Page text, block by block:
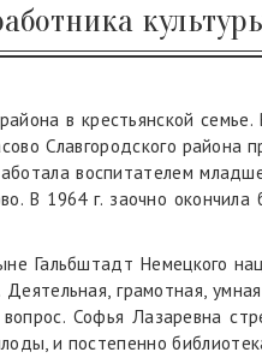
в крестьянской
Славгородского района
воспитателем
В 1964 г. заочно
Гальбштадт Немецкого
грамотная,
Софья Лазаревна
и постепенно